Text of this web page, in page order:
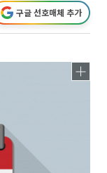
구글 선호매체 추가